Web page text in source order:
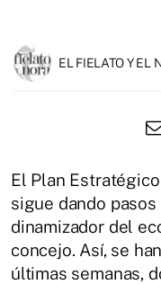
EL FIELATO Y EL
El Plan
sigue dando
dinamizador del
concejo. Así, se
últimas semanas,